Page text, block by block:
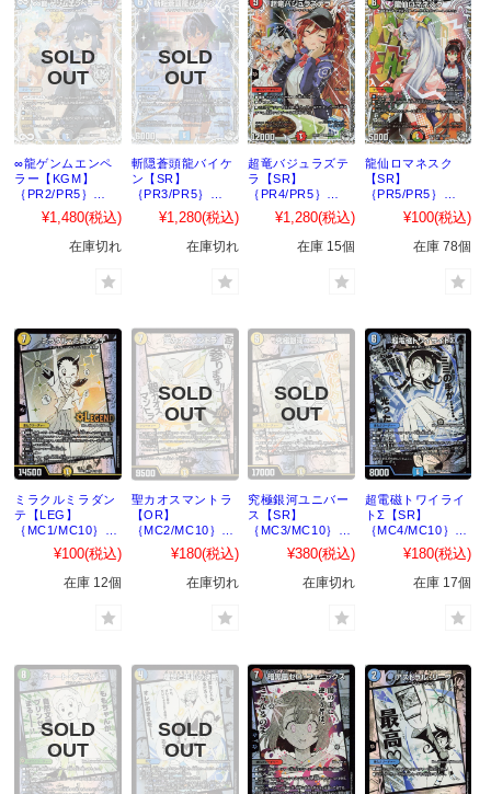
∞龍ゲンムエンペ
ラー【KGM】
｛PR2/PR5｝
［25EX1］
¥1,480(税込)
在庫切れ
斬隠蒼頭龍バイケ
ン【SR】
｛PR3/PR5｝
［25EX1］
¥1,280(税込)
在庫切れ
超竜バジュラズテ
ラ【SR】
｛PR4/PR5｝
［25EX1］
¥1,280(税込)
在庫 15個
龍仙ロマネスク
【SR】
｛PR5/PR5｝
［25EX1］
¥100(税込)
在庫 78個
ミラクルミラダン
テ【LEG】
｛MC1/MC10｝
［25EX1］
¥100(税込)
在庫 12個
聖カオスマントラ
【OR】
｛MC2/MC10｝
［25EX1］
¥180(税込)
在庫切れ
究極銀河ユニバー
ス【SR】
｛MC3/MC10｝
［25EX1］
¥380(税込)
在庫切れ
超電磁トワイライ
トΣ【SR】
｛MC4/MC10｝
［25EX1］
¥180(税込)
在庫 17個